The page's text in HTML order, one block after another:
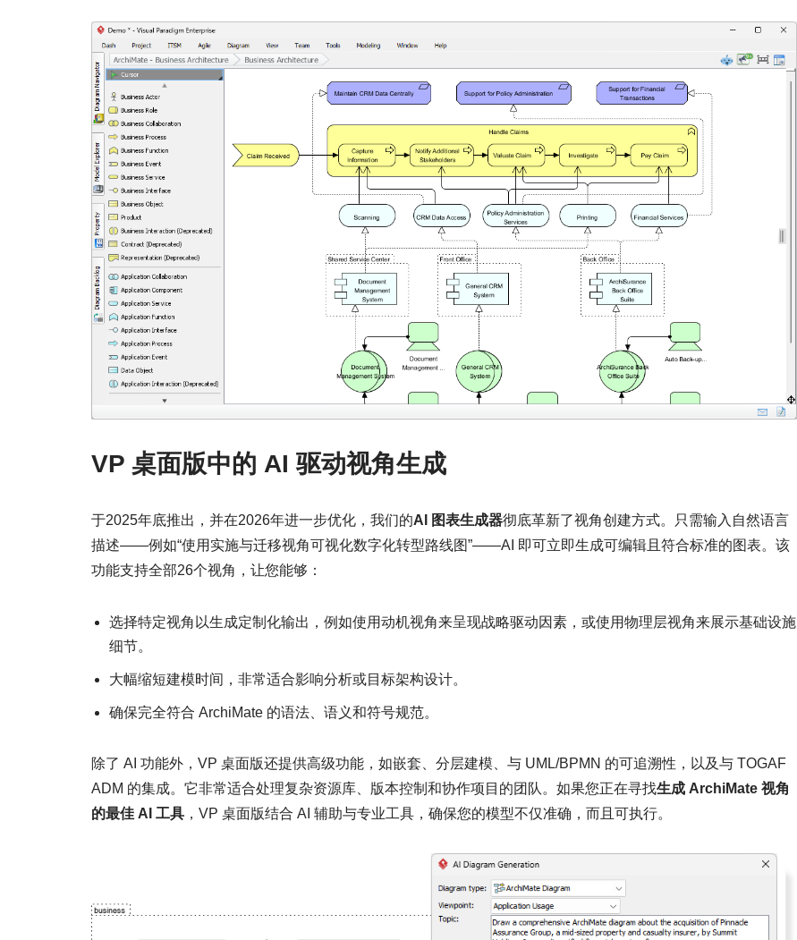
VP 桌面版中的 AI 驱动视角生成
于2025年底推出，并在2026年进一步优化，我们的AI 图表生成器彻底革新了视角创建方式。只需输入自然语言
描述——例如“使用实施与迁移视角可视化数字化转型路线图”——AI 即可立即生成可编辑且符合标准的图表。该
功能支持全部26个视角，让您能够：
选择特定视角以生成定制化输出，例如使用动机视角来呈现战略驱动因素，或使用物理层视角来展示基础设施
细节。
大幅缩短建模时间，非常适合影响分析或目标架构设计。
确保完全符合 ArchiMate 的语法、语义和符号规范。
除了 AI 功能外，VP 桌面版还提供高级功能，如嵌套、分层建模、与 UML/BPMN 的可追溯性，以及与 TOGAF
ADM 的集成。它非常适合处理复杂资源库、版本控制和协作项目的团队。如果您正在寻找生成 ArchiMate 视角
的最佳 AI 工具 ，VP 桌面版结合 AI 辅助与专业工具，确保您的模型不仅准确，而且可执行。